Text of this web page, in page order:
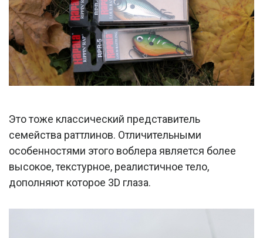
Это тоже классический представитель
семейства раттлинов. Отличительными
особенностями этого воблера является более
высокое, текстурное, реалистичное тело,
дополняют которое 3D глаза.